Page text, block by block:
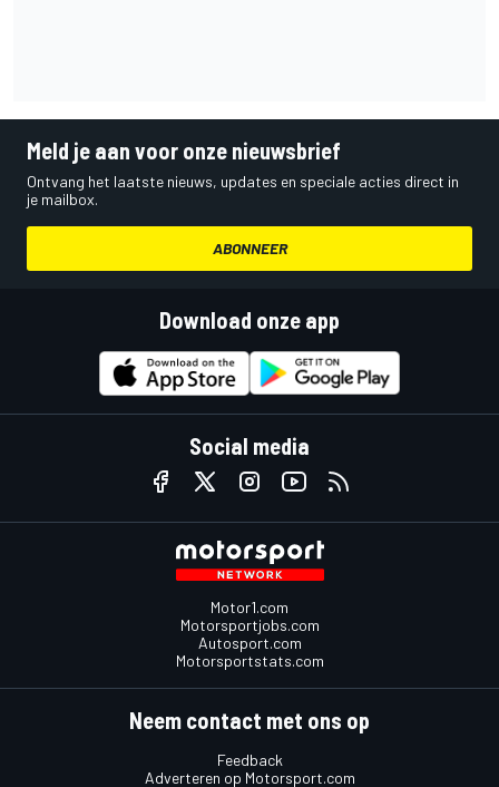
Meld je aan voor onze nieuwsbrief
Ontvang het laatste nieuws, updates en speciale acties direct in
je mailbox.
ABONNEER
Download onze app
Social media
Motor1.com
Motorsportjobs.com
Autosport.com
Motorsportstats.com
Neem contact met ons op
Feedback
Adverteren op Motorsport.com